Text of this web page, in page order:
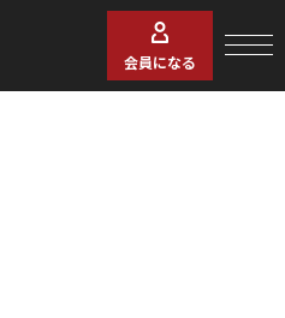
会員になる